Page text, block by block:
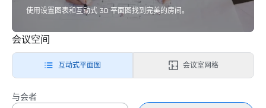
使用设置图表和互动式 3D 平面图找到完美的房间。
会议空间
互动式平面图 会议室网格
与会者